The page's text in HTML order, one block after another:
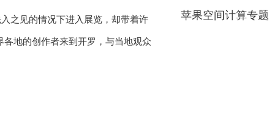
之见的情况下进入展览，却带着许
地的创作者来到开罗，与当地观众
苹果空间计算专题